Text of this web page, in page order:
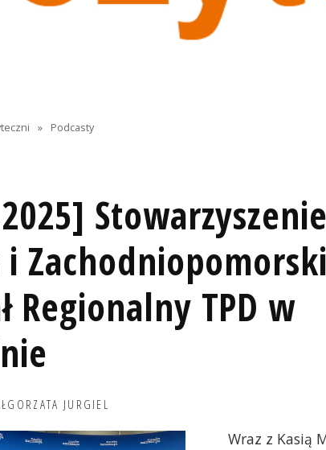
» Podcasty
Stowarzyszenie
Zachodniopomorski
Regionalny TPD w
JURGIEL
Wraz z Kasią